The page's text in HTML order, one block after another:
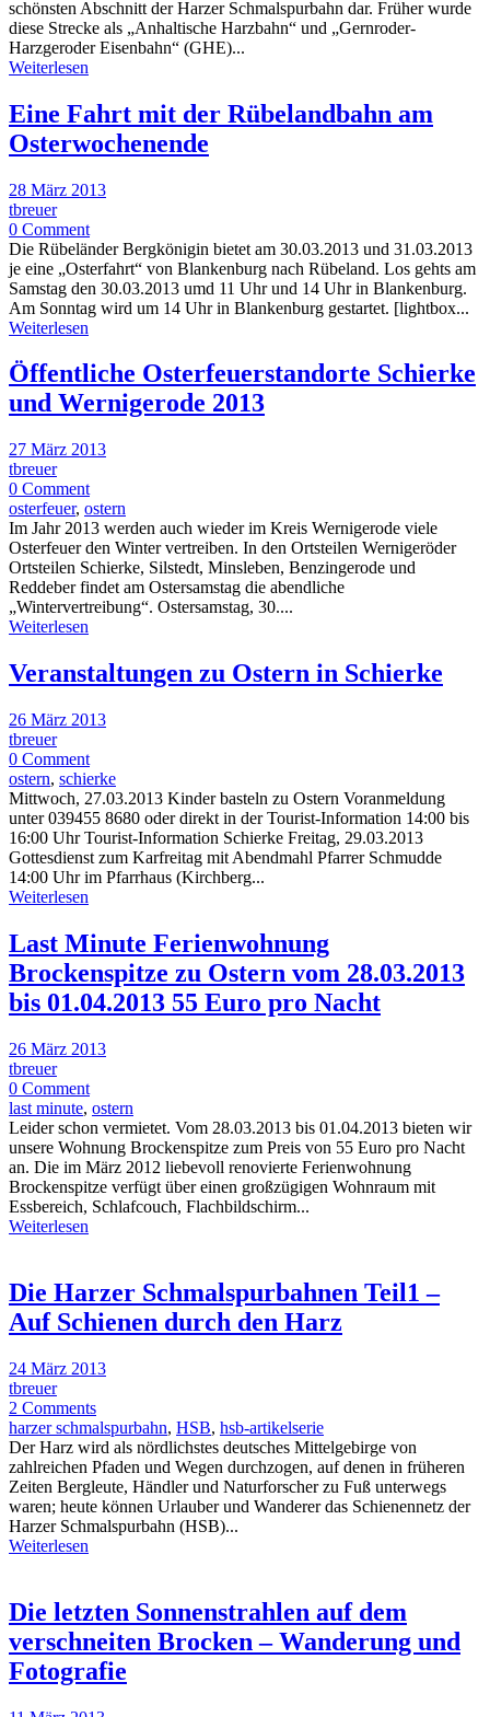
schönsten Abschnitt der Harzer Schmalspurbahn dar. Früher wurde
diese Strecke als „Anhaltische Harzbahn“ und „Gernroder-
Harzgeroder Eisenbahn“ (GHE)...
Weiterlesen
Eine Fahrt mit der Rübelandbahn am
Osterwochenende
28 März 2013
tbreuer
0 Comment
Die Rübeländer Bergkönigin bietet am 30.03.2013 und 31.03.2013
je eine „Osterfahrt“ von Blankenburg nach Rübeland. Los gehts am
Samstag den 30.03.2013 umd 11 Uhr und 14 Uhr in Blankenburg.
Am Sonntag wird um 14 Uhr in Blankenburg gestartet. [lightbox...
Weiterlesen
Öffentliche Osterfeuerstandorte Schierke
und Wernigerode 2013
27 März 2013
tbreuer
0 Comment
osterfeuer, ostern
Im Jahr 2013 werden auch wieder im Kreis Wernigerode viele
Osterfeuer den Winter vertreiben. In den Ortsteilen Wernigeröder
Ortsteilen Schierke, Silstedt, Minsleben, Benzingerode und
Reddeber findet am Ostersamstag die abendliche
„Wintervertreibung“. Ostersamstag, 30....
Weiterlesen
Veranstaltungen zu Ostern in Schierke
26 März 2013
tbreuer
0 Comment
ostern, schierke
Mittwoch, 27.03.2013 Kinder basteln zu Ostern Voranmeldung
unter 039455 8680 oder direkt in der Tourist-Information 14:00 bis
16:00 Uhr Tourist-Information Schierke Freitag, 29.03.2013
Gottesdienst zum Karfreitag mit Abendmahl Pfarrer Schmudde
14:00 Uhr im Pfarrhaus (Kirchberg...
Weiterlesen
Last Minute Ferienwohnung
Brockenspitze zu Ostern vom 28.03.2013
bis 01.04.2013 55 Euro pro Nacht
26 März 2013
tbreuer
0 Comment
last minute, ostern
Leider schon vermietet. Vom 28.03.2013 bis 01.04.2013 bieten wir
unsere Wohnung Brockenspitze zum Preis von 55 Euro pro Nacht
an. Die im März 2012 liebevoll renovierte Ferienwohnung
Brockenspitze verfügt über einen großzügigen Wohnraum mit
Essbereich, Schlafcouch, Flachbildschirm...
Weiterlesen
Die Harzer Schmalspurbahnen Teil1 –
Auf Schienen durch den Harz
24 März 2013
tbreuer
2 Comments
harzer schmalspurbahn, HSB, hsb-artikelserie
Der Harz wird als nördlichstes deutsches Mittelgebirge von
zahlreichen Pfaden und Wegen durchzogen, auf denen in früheren
Zeiten Bergleute, Händler und Naturforscher zu Fuß unterwegs
waren; heute können Urlauber und Wanderer das Schienennetz der
Harzer Schmalspurbahn (HSB)...
Weiterlesen
Die letzten Sonnenstrahlen auf dem
verschneiten Brocken – Wanderung und
Fotografie